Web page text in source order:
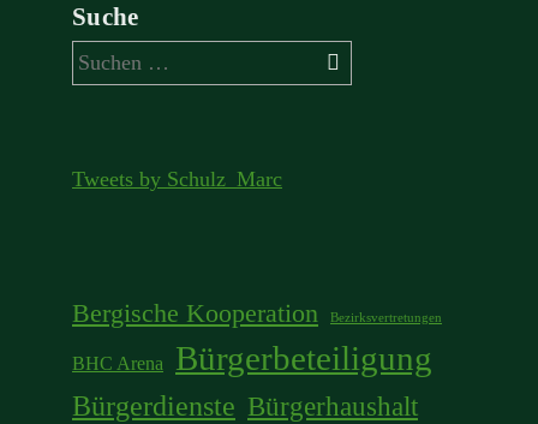
Suche
Suchen
nach:
Tweets by Schulz_Marc
Bergische Kooperation Bezirksvertretungen
BHC Arena Bürgerbeteiligung
Bürgerdienste Bürgerhaushalt